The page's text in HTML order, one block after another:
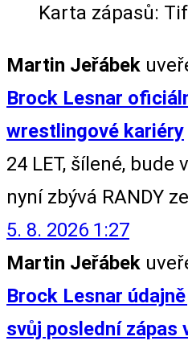
Karta zápasů:
Martin Jeřábek
Brock Lesnar
wrestlingové kariéry
24 LET, šílené, bude
nyní zbývá RANDY
5. 8. 2026 1:27
Martin Jeřábek
Brock Lesnar
svůj poslední zápas